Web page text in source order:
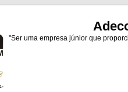
"Ser uma empresa júnior que